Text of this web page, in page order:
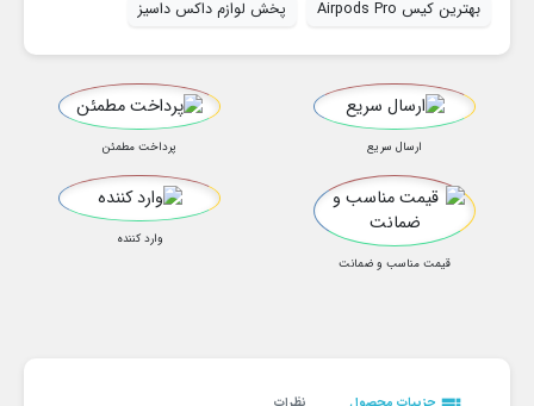
بهترین کیس Airpods Pro
پخش لوازم داکس داسیز
ارسال سریع پرداخت مطمئن
قیمت مناسب و ضمانت
وارد کننده